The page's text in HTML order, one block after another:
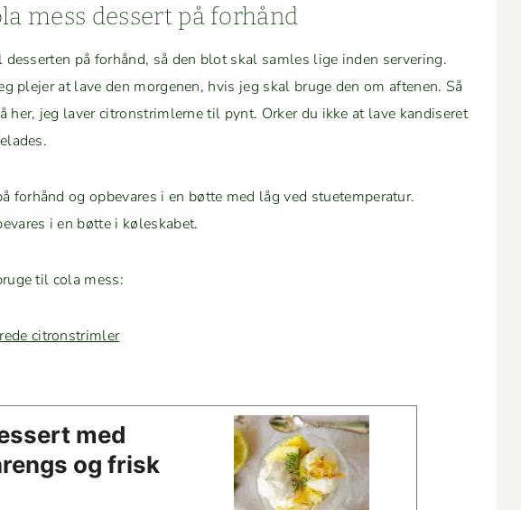
mess dessert på forhånd
på forhånd, så den blot skal sam­les lige inden server­ing.
ple­jer at lave den mor­ge­nen, hvis jeg skal bruge den om afte­nen. Så
her, jeg laver cit­ron­strim­lerne til pynt. Ork­er du ikke at lave kan­dis­eret
forhånd og opbe­vares i en bøtte med låg ved stuetem­per­atur.
i en bøtte i køleskabet.
til cola mess:
citronstrimler
med
og frisk